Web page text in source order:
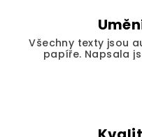
Všechny texty jsou
papíře. Napsala